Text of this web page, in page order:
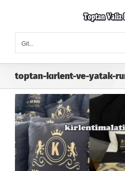
Git...
toptan-kırlent-ve-yatak-